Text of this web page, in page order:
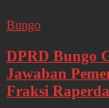
Bungo
DPRD Bungo
Jawaban
Fraksi